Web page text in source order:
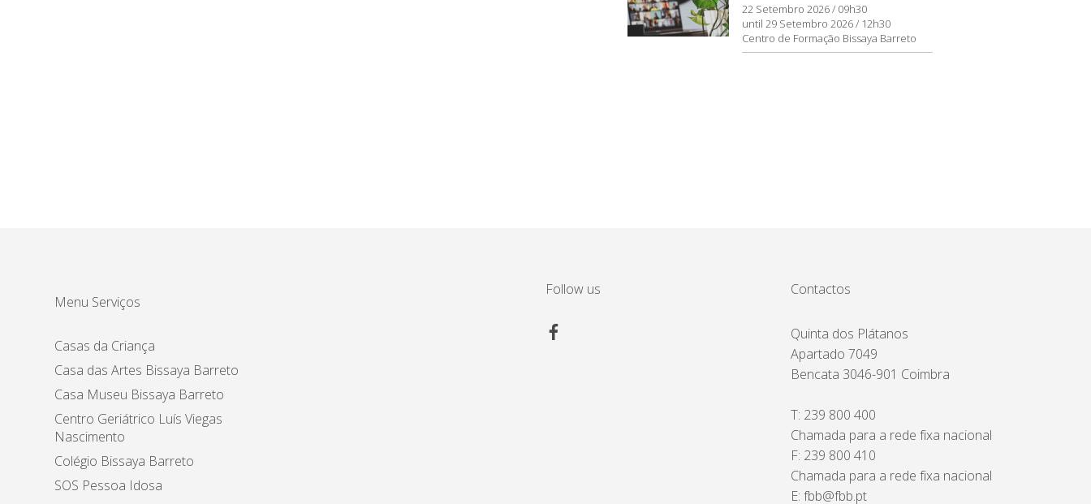
22 Setembro 2026 / 09h30
until 29 Setembro 2026 / 12h30
Centro de Formação Bissaya Barreto
Menu Serviços
Casas da Criança
Casa das Artes Bissaya Barreto
Casa Museu Bissaya Barreto
Centro Geriátrico Luís Viegas
Nascimento
Colégio Bissaya Barreto
SOS Pessoa Idosa
Follow us Contactos
Quinta dos Plátanos
Apartado 7049
Bencata 3046-901 Coimbra
T: 239 800 400
Chamada para a rede fixa nacional
F: 239 800 410
Chamada para a rede fixa nacional
E:fbb@fbb.pt